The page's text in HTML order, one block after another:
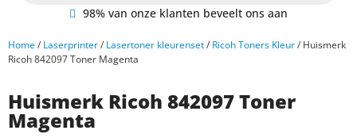
98% van onze klanten beveelt ons aan
Home/ Laserprinter/ Lasertoner kleurenset/ Ricoh Toners Kleur/ Huismerk
Ricoh 842097 Toner Magenta
Huismerk Ricoh 842097 Toner
Magenta